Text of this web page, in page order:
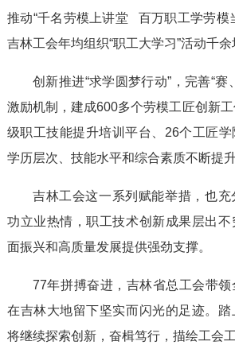
推动“千名劳模上讲堂 百万职工学劳模
吉林工会年均组织“职工大学习”活动千余
创新推进“求学圆梦行动”，完善“赛
激励机制，建成600多个劳模工匠创新
级职工技能提升培训平台、26个工匠
学历层次、技能水平和综合素质不断提升
吉林工会这一系列赋能举措，也
功立业热情，职工技术创新成果层出
面振兴和高质量发展提供强劲支撑。
77年拼搏奋进，吉林省总工会带领
在吉林大地留下坚实而闪光的足迹。
将继续探索创新，奋楫笃行，描绘工会工